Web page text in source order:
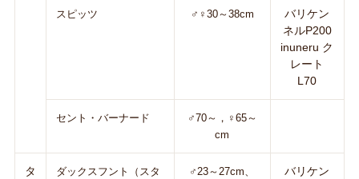
スピッツ ♂♀30～38cm
バリケン
ネルP200
inuneru ク
レート
L70
セント・バーナード
♂70～，♀65～
cm
タ
ダックスフント（スタ
♂23～27cm、
バリケン